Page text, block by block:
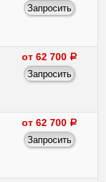
от 62 700 a
от 62 700 a